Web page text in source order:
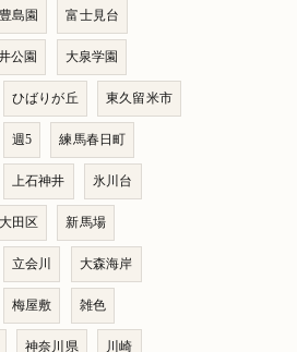
豊島園 富士見台
公園 大泉学園
ひばりが丘 東久留米市
週5 練馬春日町
上石神井 氷川台
大田区 新馬場
立会川 大森海岸
梅屋敷 雑色
神奈川県 川崎